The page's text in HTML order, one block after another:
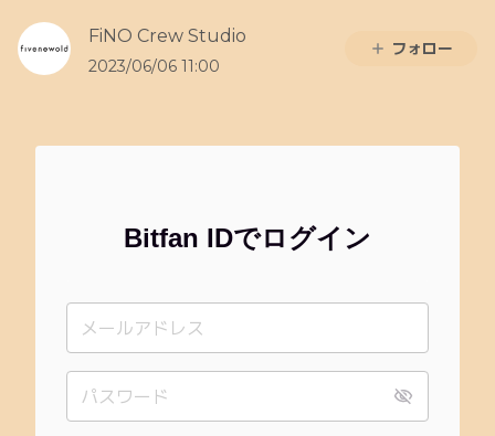
FiNO Crew Studio
2023/06/06 11:00
フォロー
Bitfan IDでログイン